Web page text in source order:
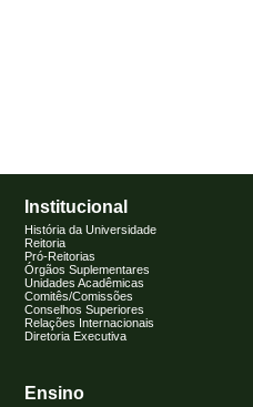
Institucional
História da Universidade
Reitoria
Pró-Reitorias
Órgãos Suplementares
Unidades Acadêmicas
Comitês/Comissões
Conselhos Superiores
Relações Internacionais
Diretoria Executiva
Ensino